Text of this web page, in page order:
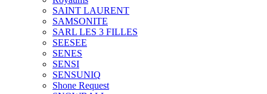
SAINT LAURENT
SAMSONITE
SARL LES 3 FILLES
SEESEE
SENES
SENSI
SENSUNIQ
Shone Request